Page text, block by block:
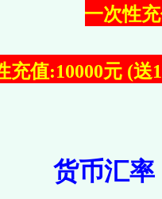
一次性
充值:10000元 (送
货币汇率